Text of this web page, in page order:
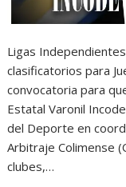
Ligas
clasificatorios para
convocatoria para
Estatal Varonil
del Deporte en
Arbitraje Colimense
clubes,…